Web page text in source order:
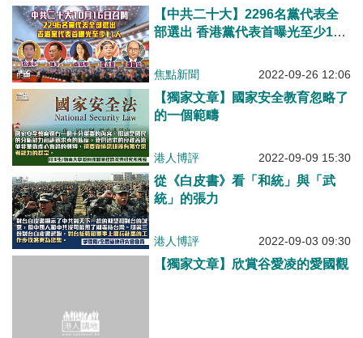
【中共二十大】2296名黨代表全
部選出 香港黨代表首曝光至少11
焦點新聞 2022-09-26 12:06
【獨家文章】國家安全教育忽略了
的一個範疇
港人博評 2022-09-09 15:30
從《白皮書》看「和統」與「武
統」的張力
港人博評 2022-09-03 09:30
【獨家文章】欣賞谷愛凌的愛國觀